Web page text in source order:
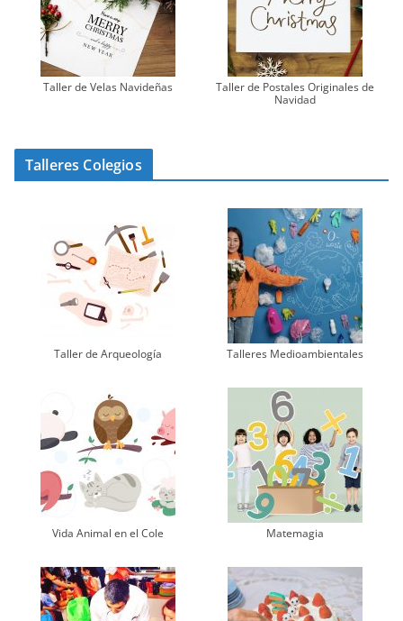
Taller de Velas Navideñas
Taller de Postales Originales de
Navidad
Talleres Colegios
Taller de Arqueología Talleres Medioambientales
Vida Animal en el Cole Matemagia